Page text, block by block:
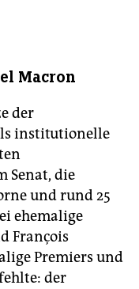
Macron
der
institutionelle
Senat, die
und rund 25
ehemalige
François
Premiers und
der